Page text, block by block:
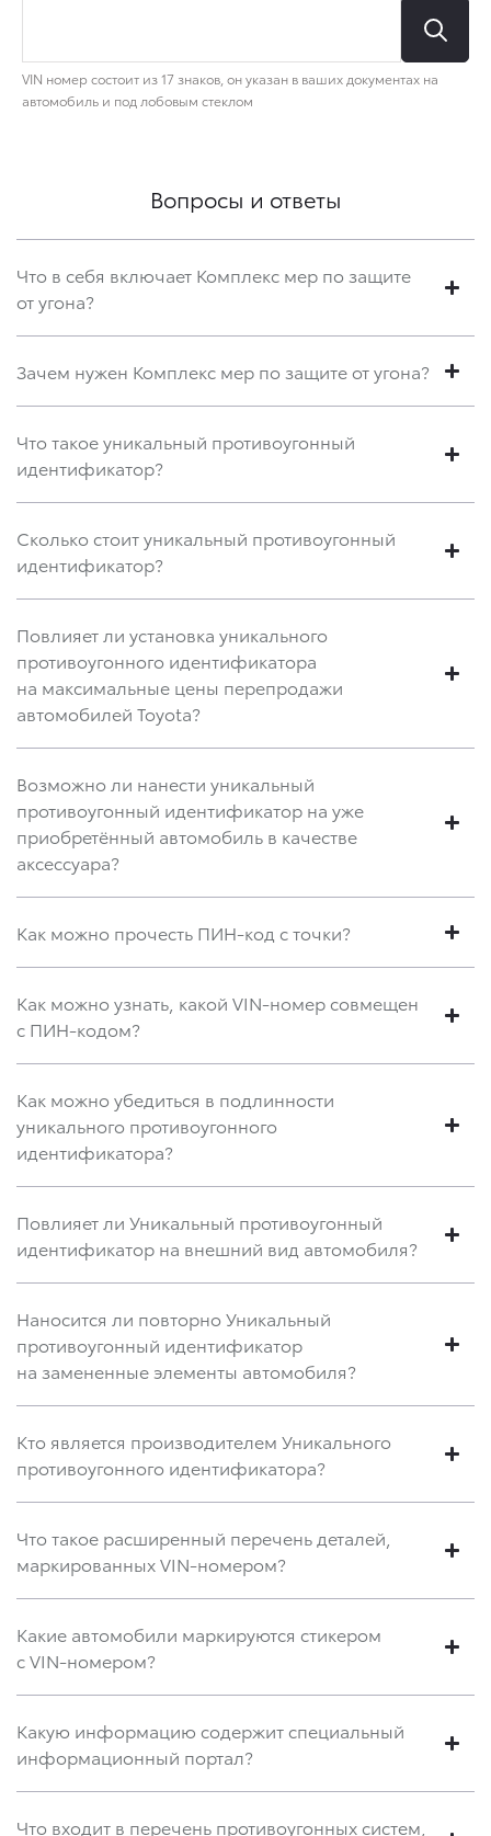
Вопросы и ответы
Что в себя включает Комплекс мер по защите
от угона?
Зачем нужен Комплекс мер по защите от угона?
Что такое уникальный противоугонный
идентификатор?
Сколько стоит уникальный противоугонный
идентификатор?
Повлияет ли установка уникального
противоугонного идентификатора
на максимальные цены перепродажи
автомобилей Toyota?
Возможно ли нанести уникальный
противоугонный идентификатор на уже
приобретённый автомобиль в качестве
аксессуара?
Как можно прочесть ПИН-код с точки?
Как можно узнать, какой VIN-номер совмещен
с ПИН-кодом?
Как можно убедиться в подлинности
уникального противоугонного
идентификатора?
Повлияет ли Уникальный противоугонный
идентификатор на внешний вид автомобиля?
Наносится ли повторно Уникальный
противоугонный идентификатор
на замененные элементы автомобиля?
Кто является производителем Уникального
противоугонного идентификатора?
Что такое расширенный перечень деталей,
маркированных VIN-номером?
Какие автомобили маркируются стикером
с VIN-номером?
Какую информацию содержит специальный
информационный портал?
Что входит в перечень противоугонных систем,